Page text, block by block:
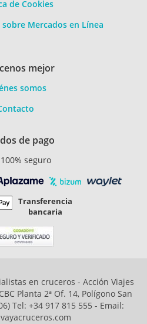
de Cookies
Mercados en Línea
mejor
somos
de pago
seguro
Transferencia
bancaria
en cruceros - Acción Viajes
Planta 2ª Of. 14, Polígono San
Tel: +34 917 815 555 - Email: